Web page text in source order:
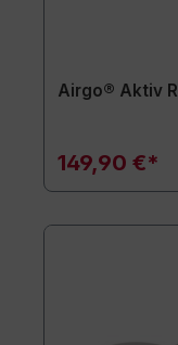
Airgo® Aktiv
149,90 €*